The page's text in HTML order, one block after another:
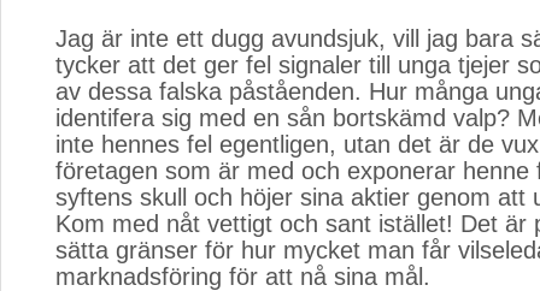
Jag är inte ett dugg avundsjuk, vill jag bara
tycker att det ger fel signaler till unga tjejer
av dessa falska påståenden. Hur många
identifera sig med en sån bortskämd valp?
inte hennes fel egentligen, utan det är de
företagen som är med och exponerar henne
syftens skull och höjer sina aktier genom att
Kom med nåt vettigt och sant istället! Det är
sätta gränser för hur mycket man får
marknadsföring för att nå sina mål.